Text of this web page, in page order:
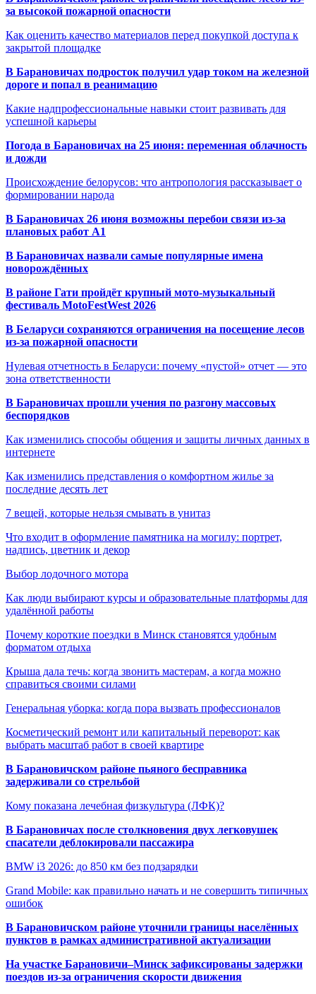
за высокой пожарной опасности
Как оценить качество материалов перед покупкой доступа к
закрытой площадке
В Барановичах подросток получил удар током на железной
дороге и попал в реанимацию
Какие надпрофессиональные навыки стоит развивать для
успешной карьеры
Погода в Барановичах на 25 июня: переменная облачность
и дожди
Происхождение белорусов: что антропология рассказывает о
формировании народа
В Барановичах 26 июня возможны перебои связи из-за
плановых работ A1
В Барановичах назвали самые популярные имена
новорождённых
В районе Гати пройдёт крупный мото-музыкальный
фестиваль MotoFestWest 2026
В Беларуси сохраняются ограничения на посещение лесов
из-за пожарной опасности
Нулевая отчетность в Беларуси: почему «пустой» отчет — это
зона ответственности
В Барановичах прошли учения по разгону массовых
беспорядков
Как изменились способы общения и защиты личных данных в
интернете
Как изменились представления о комфортном жилье за
последние десять лет
7 вещей, которые нельзя смывать в унитаз
Что входит в оформление памятника на могилу: портрет,
надпись, цветник и декор
Выбор лодочного мотора
Как люди выбирают курсы и образовательные платформы для
удалённой работы
Почему короткие поездки в Минск становятся удобным
форматом отдыха
Крыша дала течь: когда звонить мастерам, а когда можно
справиться своими силами
Генеральная уборка: когда пора вызвать профессионалов
Косметический ремонт или капитальный переворот: как
выбрать масштаб работ в своей квартире
В Барановичском районе пьяного бесправника
задерживали со стрельбой
Кому показана лечебная физкультура (ЛФК)?
В Барановичах после столкновения двух легковушек
спасатели деблокировали пассажира
BMW i3 2026: до 850 км без подзарядки
Grand Mobile: как правильно начать и не совершить типичных
ошибок
В Барановичском районе уточнили границы населённых
пунктов в рамках административной актуализации
На участке Барановичи–Минск зафиксированы задержки
поездов из-за ограничения скорости движения